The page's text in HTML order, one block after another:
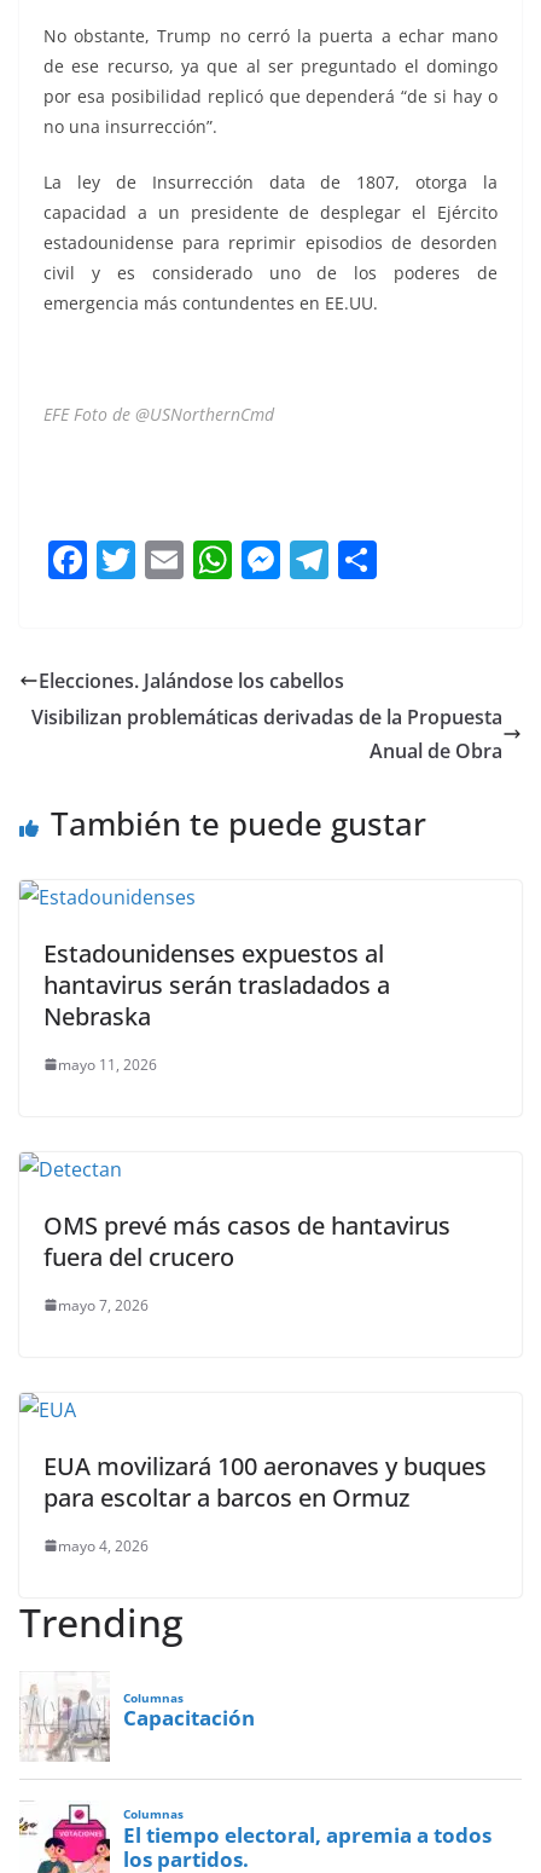
No obstante, Trump no cerró la puerta a echar mano
de ese recurso, ya que al ser preguntado el domingo
por esa posibilidad replicó que dependerá “de si hay o
no una insurrección”.
La ley de Insurrección data de 1807, otorga la
capacidad a un presidente de desplegar el Ejército
estadounidense para reprimir episodios de desorden
civil y es considerado uno de los poderes de
emergencia más contundentes en EE.UU.
EFE Foto de @USNorthernCmd
F
e
b
k
T
er
E
l
W
s
A
M
e
n
T
gr
a ar
tir
Elecciones. Jalándose los cabellos
Visibilizan problemáticas derivadas de la Propuesta
Anual de Obra
También te puede gustar
Estadounidenses expuestos al
hantavirus serán trasladados a
Nebraska
mayo 11, 2026
OMS prevé más casos de hantavirus
fuera del crucero
mayo 7, 2026
EUA movilizará 100 aeronaves y buques
para escoltar a barcos en Ormuz
mayo 4, 2026
Trending